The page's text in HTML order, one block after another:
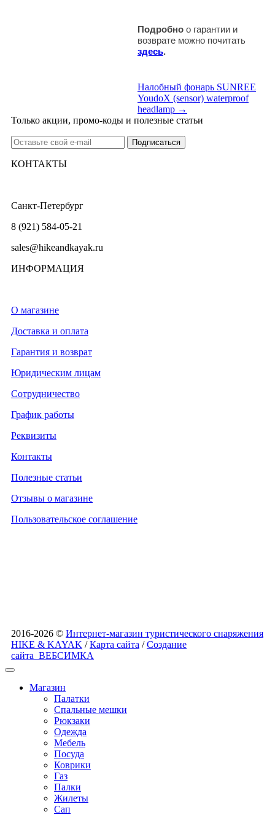
Подробно о гарантии и
возврате можно почитать
здесь.
Налобный фонарь SUNREE
YoudoX (sensor) waterproof
headlamp →
Только акции, промо-коды и полезные статьи
КОНТАКТЫ
Санкт-Петербург
8 (921) 584-05-21
sales@hikeandkayak.ru
ИНФОРМАЦИЯ
О магазине
Доставка и оплата
Гарантия и возврат
Юридическим лицам
Сотрудничество
График работы
Реквизиты
Контакты
Полезные статьи
Отзывы о магазине
Пользовательское соглашение
2016-2026 © Интернет-магазин туристического снаряжения
HIKE & KAYAK /Карта сайта /Создание
сайта ВЕБСИМКА
Магазин
Палатки
Спальные мешки
Рюкзаки
Одежда
Мебель
Посуда
Коврики
Газ
Палки
Жилеты
Сап